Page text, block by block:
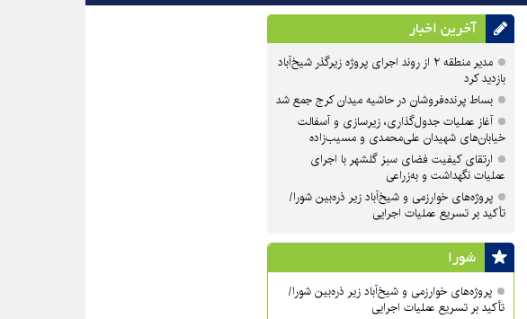
آخرین اخبار
مدیر منطقه ۲ از روند اجرای پروژه زیرگذر شیخ‌آباد
بازدید کرد
بساط پرنده‌فروشان در حاشیه میدان کرج جمع شد
آغاز عملیات جدول‌گذاری، زیرسازی و آسفالت
خیابان‌های شهیدان علی‌محمدی و مسیب‌زاده
ارتقای کیفیت فضای سبز گلشهر با اجرای
عملیات نگهداشت و به‌زراعی
پروژه‌های خوارزمی و شیخ‌آباد زیر ذره‌بین شورا/
تأکید بر تسریع عملیات اجرایی
شورا
پروژه‌های خوارزمی و شیخ‌آباد زیر ذره‌بین شورا/
تأکید بر تسریع عملیات اجرایی